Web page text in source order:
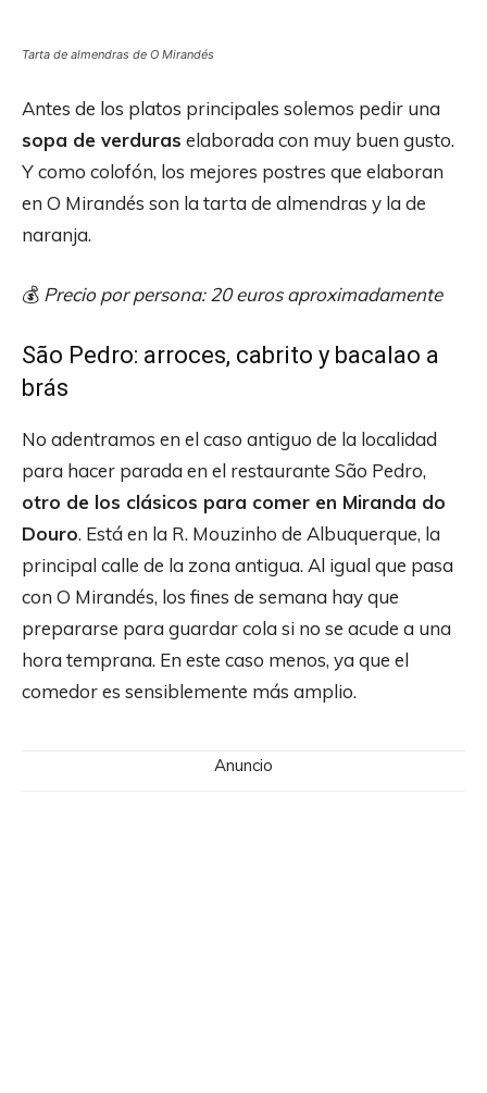
Tarta de almendras de O Mirandés
Antes de los platos principales solemos pedir una
sopa de verduras elaborada con muy buen gusto.
Y como colofón, los mejores postres que elaboran
en O Mirandés son la tarta de almendras y la de
naranja.
💰 Precio por persona: 20 euros aproximadamente
São Pedro: arroces, cabrito y bacalao a
brás
No adentramos en el caso antiguo de la localidad
para hacer parada en el restaurante São Pedro,
otro de los clásicos para comer en Miranda do
Douro. Está en la R. Mouzinho de Albuquerque, la
principal calle de la zona antigua. Al igual que pasa
con O Mirandés, los fines de semana hay que
prepararse para guardar cola si no se acude a una
hora temprana. En este caso menos, ya que el
comedor es sensiblemente más amplio.
Anuncio